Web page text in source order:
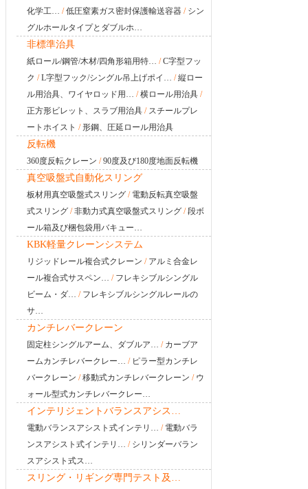
化学工… /低圧窒素ガス密封保護輸送容器 / シン
グルホールタイプとダブルホ…
非標準治具
紙ロール/鋼管/木材/四角形箱用特… /C字型フッ
ク /L字型フック/シングル吊上げポイ… /縦ロー
ル用治具、ワイヤロッド用… /横ロール用治具 /
正方形ビレット、スラブ用治具 / スチールプレ
ートホイスト /形鋼、圧延ロール用治具
反転機
360度反転クレーン /90度及び180度地面反転機
真空吸盤式自動化スリング
板材用真空吸盤式スリング / 電動反転真空吸盤
式スリング /非動力式真空吸盤式スリング /段ボ
ール箱及び梱包袋用バキュー…
KBK軽量クレーンシステム
リジッドレール複合式クレーン / アルミ合金レ
ール複合式サスペン… / フレキシブルシングル
ビーム・ダ… / フレキシブルシングルレールの
サ…
カンチレバークレーン
固定柱シングルアーム、ダブルア… / カーブア
ームカンチレバークレー… / ピラー型カンチレ
バークレーン /移動式カンチレバークレーン / ウ
ォール型式カンチレバークレー…
インテリジェントバランスアシス…
電動バランスアシスト式インテリ… / 電動バラ
ンスアシスト式インテリ… / シリンダーバラン
スアシスト式ス…
スリング・リギング専門テスト及…